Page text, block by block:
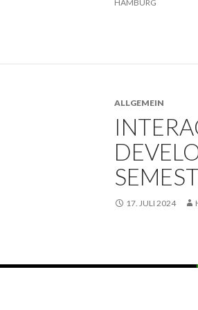
HAMBURG
ALLGEMEIN
17. JULI 2024